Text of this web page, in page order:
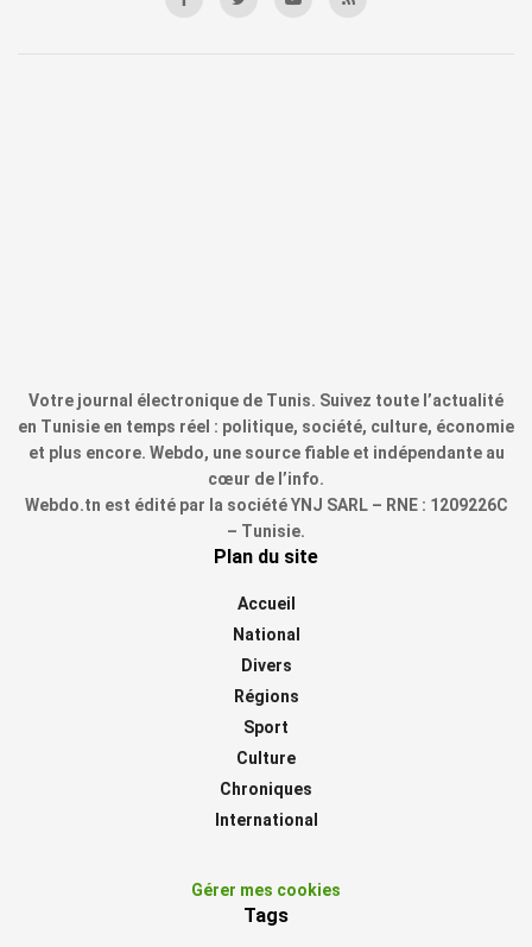
Votre journal électronique de Tunis. Suivez toute l’actualité
en Tunisie en temps réel : politique, société, culture, économie
et plus encore. Webdo, une source fiable et indépendante au
cœur de l’info.
Webdo.tn est édité par la société YNJ SARL – RNE : 1209226C
– Tunisie.
Plan du site
Accueil
National
Divers
Régions
Sport
Culture
Chroniques
International
Gérer mes cookies
Tags